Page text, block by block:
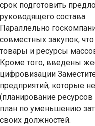
срок подготовить
руководящего состава.
Параллельно
совместных закупок,
товары и ресурсы
Кроме того, введены
цифровизации
предприятий, которые
(планирование
план по уменьшению
своих должностей.